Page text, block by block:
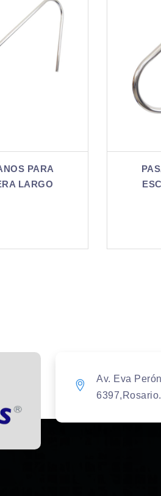
PASAMANOS
ESCALERA
Av. Eva Perón
6397,Rosario.